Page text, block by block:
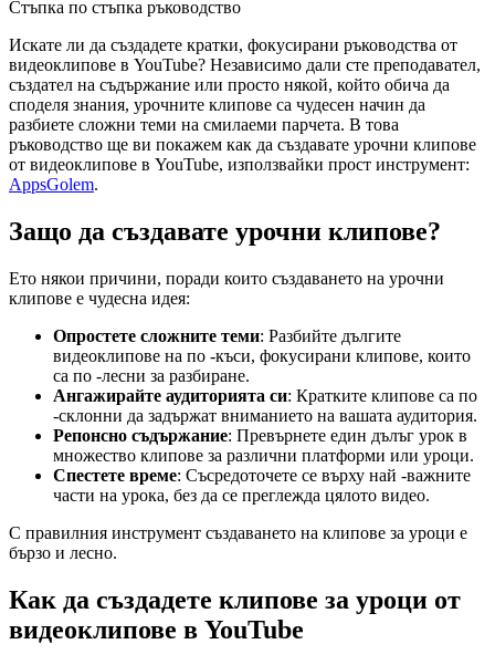
Стъпка по стъпка ръководство
Искате ли да създадете кратки, фокусирани ръководства от
видеоклипове в YouTube? Независимо дали сте преподавател,
създател на съдържание или просто някой, който обича да
споделя знания, урочните клипове са чудесен начин да
разбиете сложни теми на смилаеми парчета. В това
ръководство ще ви покажем как да създавате урочни клипове
от видеоклипове в YouTube, използвайки прост инструмент:
AppsGolem.
Защо да създавате урочни клипове?
Ето някои причини, поради които създаването на урочни
клипове е чудесна идея:
Опростете сложните теми: Разбийте дългите
видеоклипове на по -къси, фокусирани клипове, които
са по -лесни за разбиране.
Ангажирайте аудиторията си: Кратките клипове са по
-склонни да задържат вниманието на вашата аудитория.
Репонсно съдържание: Превърнете един дълъг урок в
множество клипове за различни платформи или уроци.
Спестете време: Съсредоточете се върху най -важните
части на урока, без да се преглежда цялото видео.
С правилния инструмент създаването на клипове за уроци е
бързо и лесно.
Как да създадете клипове за уроци от
видеоклипове в YouTube